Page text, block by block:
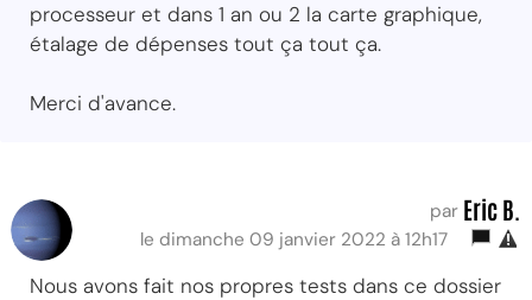
processeur et dans 1 an ou 2 la carte graphique,
étalage de dépenses tout ça tout ça.
Merci d'avance.
par Eric B.
le dimanche 09 janvier 2022 à 12h17
Nous avons fait nos propres tests dans ce dossier